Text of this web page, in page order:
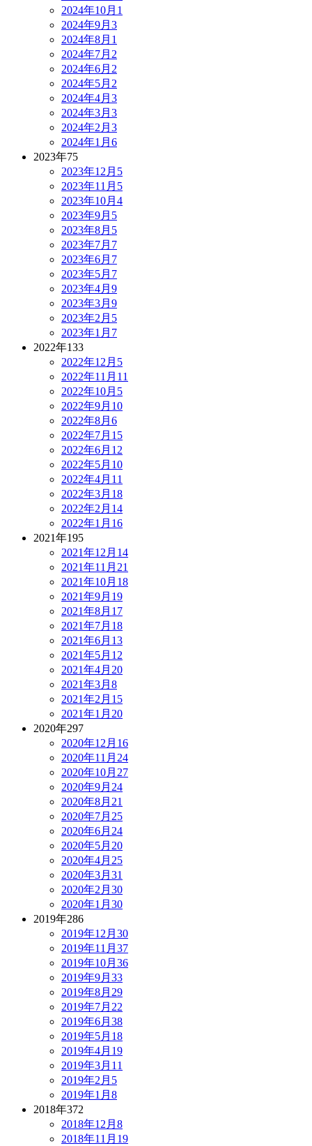
2024年10月 1
2024年9月 3
2024年8月 1
2024年7月 2
2024年6月 2
2024年5月 2
2024年4月 3
2024年3月 3
2024年2月 3
2024年1月 6
2023年75
2023年12月 5
2023年11月 5
2023年10月 4
2023年9月 5
2023年8月 5
2023年7月 7
2023年6月 7
2023年5月 7
2023年4月 9
2023年3月 9
2023年2月 5
2023年1月 7
2022年133
2022年12月 5
2022年11月 11
2022年10月 5
2022年9月 10
2022年8月 6
2022年7月 15
2022年6月 12
2022年5月 10
2022年4月 11
2022年3月 18
2022年2月 14
2022年1月 16
2021年195
2021年12月 14
2021年11月 21
2021年10月 18
2021年9月 19
2021年8月 17
2021年7月 18
2021年6月 13
2021年5月 12
2021年4月 20
2021年3月 8
2021年2月 15
2021年1月 20
2020年297
2020年12月 16
2020年11月 24
2020年10月 27
2020年9月 24
2020年8月 21
2020年7月 25
2020年6月 24
2020年5月 20
2020年4月 25
2020年3月 31
2020年2月 30
2020年1月 30
2019年286
2019年12月 30
2019年11月 37
2019年10月 36
2019年9月 33
2019年8月 29
2019年7月 22
2019年6月 38
2019年5月 18
2019年4月 19
2019年3月 11
2019年2月 5
2019年1月 8
2018年372
2018年12月 8
2018年11月 19